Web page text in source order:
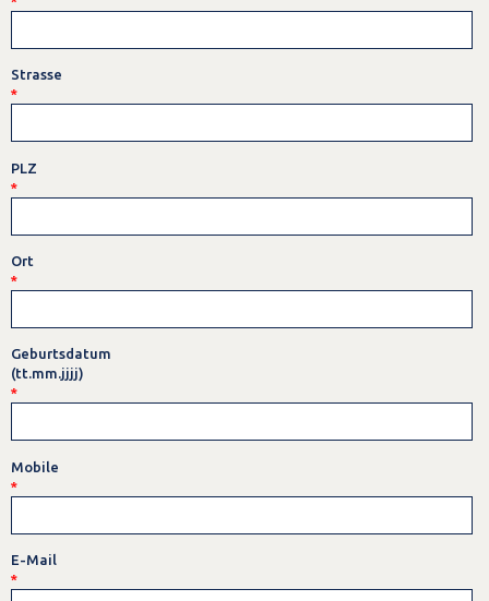
Strasse
*
PLZ
*
Ort
*
Geburtsdatum
(tt.mm.jjjj)
*
Mobile
*
E-Mail
*